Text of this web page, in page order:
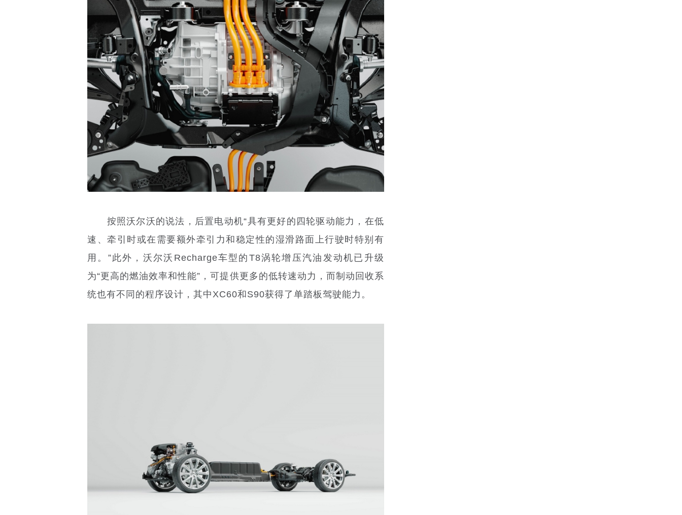
按照沃尔沃的说法，后置电动机“具有更好的四轮驱动能力，在低
速、牵引时或在需要额外牵引力和稳定性的湿滑路面上行驶时特别有
用。”此外，沃尔沃Recharge车型的T8涡轮增压汽油发动机已升级
为“更高的燃油效率和性能”，可提供更多的低转速动力，而制动回收系
统也有不同的程序设计，其中XC60和S90获得了单踏板驾驶能力。